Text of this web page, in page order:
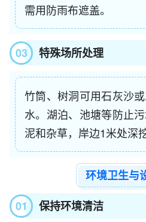
需用防雨布遮盖。
03 特殊场所处理
竹筒、树洞可用石灰沙
水。湖泊、池塘等防止
泥和杂草，岸边1米处深
环境卫生与
01
保持环境清洁